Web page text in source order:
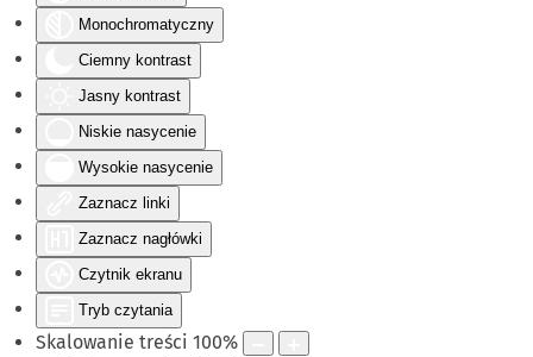
Monochromatyczny
Ciemny kontrast
Jasny kontrast
Niskie nasycenie
Wysokie nasycenie
Zaznacz linki
Zaznacz nagłówki
Czytnik ekranu
Tryb czytania
Skalowanie treści 100%